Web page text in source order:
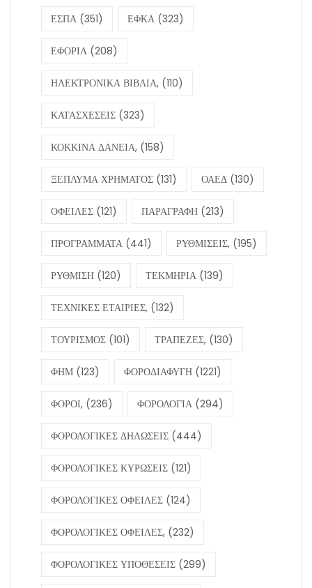
ΕΣΠΑ (351) ΕΦΚΑ (323)
ΕΦΟΡΙΑ (208)
ΗΛΕΚΤΡΟΝΙΚΑ ΒΙΒΛΙΑ, (110)
ΚΑΤΑΣΧΕΣΕΙΣ (323)
ΚΟΚΚΙΝΑ ΔΑΝΕΙΑ, (158)
ΞΕΠΛΥΜΑ ΧΡΗΜΑΤΟΣ (131) ΟΑΕΔ (130)
ΟΦΕΙΛΕΣ (121) ΠΑΡΑΓΡΑΦΗ (213)
ΠΡΟΓΡΑΜΜΑΤΑ (441) ΡΥΘΜΙΣΕΙΣ, (195)
ΡΥΘΜΙΣΗ (120) ΤΕΚΜΗΡΙΑ (139)
ΤΕΧΝΙΚΕΣ ΕΤΑΙΡΙΕΣ, (132)
ΤΟΥΡΙΣΜΟΣ (101) ΤΡΑΠΕΖΕΣ, (130)
ΦΗΜ (123) ΦΟΡΟΔΙΑΦΥΓΗ (1221)
ΦΟΡΟΙ, (236) ΦΟΡΟΛΟΓΙΑ (294)
ΦΟΡΟΛΟΓΙΚΕΣ ΔΗΛΩΣΕΙΣ (444)
ΦΟΡΟΛΟΓΙΚΕΣ ΚΥΡΩΣΕΙΣ (121)
ΦΟΡΟΛΟΓΙΚΕΣ ΟΦΕΙΛΕΣ (124)
ΦΟΡΟΛΟΓΙΚΕΣ ΟΦΕΙΛΕΣ, (232)
ΦΟΡΟΛΟΓΙΚΕΣ ΥΠΟΘΕΣΕΙΣ (299)